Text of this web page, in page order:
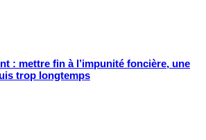
: mettre fin à l’impunité foncière, une
trop longtemps